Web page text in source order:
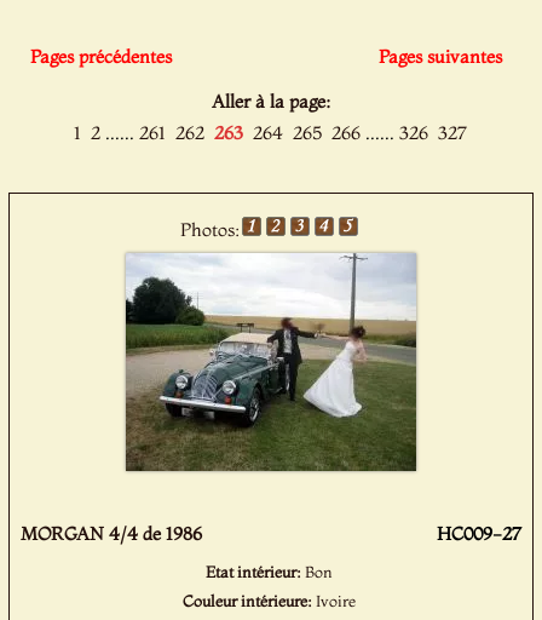
Pages précédentes
Pages suivantes
Aller à la page:
1 2 ...... 261 262 263 264 265 266 ...... 326 327
Photos:
MORGAN 4/4 de 1986 HC009-27
Etat intérieur:Bon
Couleur intérieure:Ivoire